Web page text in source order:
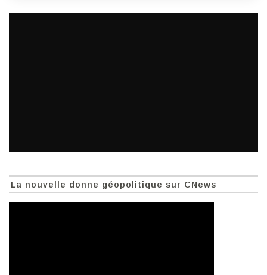
La nouvelle donne géopolitique sur CNews